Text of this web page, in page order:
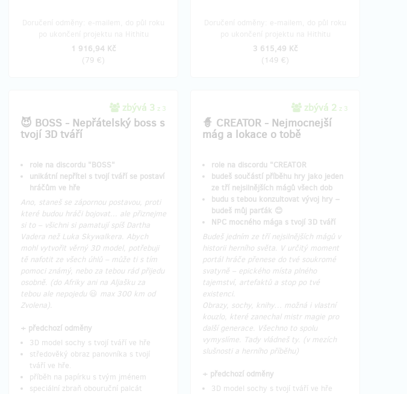
1 916,94 Kč
(79 €)
3 615,49 Kč
(149 €)
zbývá 3 z 3
😈 BOSS - Nepřátelský boss s
tvojí 3D tváří
role na discordu "BOSS"
unikátní nepřítel s tvojí tváří se postaví
hráčům ve hře
Ano, staneš se zápornou postavou, proti
které budou hráči bojovat... ale přiznejme
si to – všichni si pamatují spíš Dartha
Vadera než Luka Skywalkera. Abych
mohl vytvořit věrný 3D model, potřebuji
tě nafotit ze všech úhlů – může ti s tím
pomoci známý, nebo za tebou rád přijedu
osobně. (do Afriky ani na Aljašku za
tebou ale nepojedu 😃 max 300 km od
Zvolena).
+ předchozí odměny
3D model sochy s tvojí tváří ve hře
středověký obraz panovníka s tvojí
tváří ve hře.
příběh na papírku s tvým jménem
speciální zbraň obouruční palcát
zbývá 2 z 3
🧙 CREATOR - Nejmocnejší
mág a lokace o tobě
role na discordu "CREATOR
budeš součástí příběhu hry jako jeden
ze tří nejsilnějších mágů všech dob
budu s tebou konzultovat vývoj hry –
budeš můj parťák 😊
NPC mocného mága s tvojí 3D tváří
Budeš jedním ze tří nejsilnějších mágů v
historii herního světa. V určitý moment
portál hráče přenese do tvé soukromé
svatyně – epického místa plného
tajemství, artefaktů a stop po tvé
existenci.
Obrazy, sochy, knihy… možná i vlastní
kouzlo, které zanechal mistr magie pro
další generace. Všechno to spolu
vymyslíme. Tady vládneš ty. (v mezích
slušnosti a herního příběhu)
+ předchozí odměny
3D model sochy s tvojí tváří ve hře